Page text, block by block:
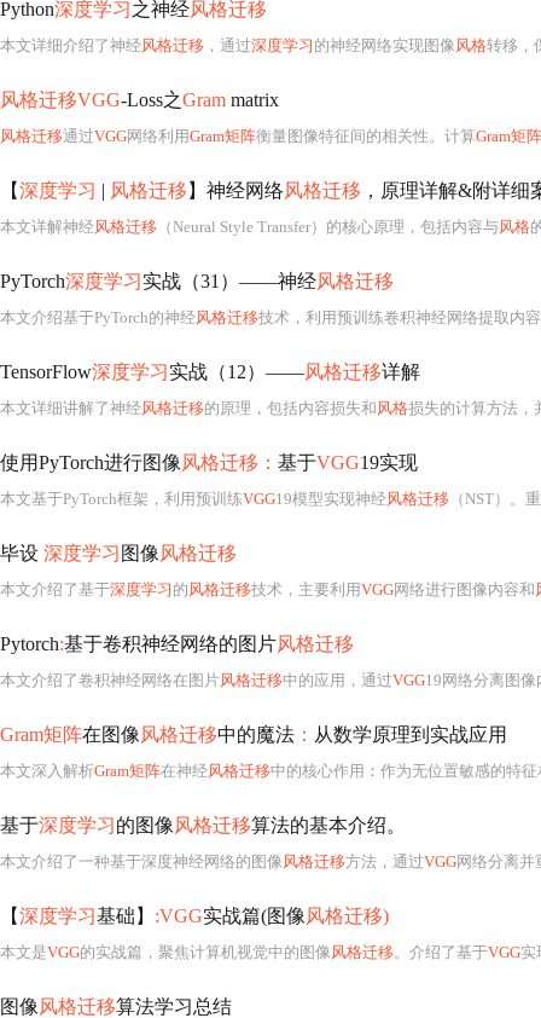
Python深度学习之神经风格迁移
本文详细介绍了神经风格迁移 ，通过深度学习 的神经网络实现图像风格转移，
风格迁移VGG-Loss之Gram matrix
风格迁移通过VGG网络利用Gram矩阵衡量图像特征间的相关性。计算Gram矩阵
【深度学习 | 风格迁移 】神经网络风格迁移 ，原理详解&附详细
本文详解神经风格迁移 （Neural Style Transfer）的核心原理，包括内容与风格
PyTorch深度学习实战（31）——神经风格迁移
本文介绍基于PyTorch的神经风格迁移技术，利用预训练卷积神经网络提取内
TensorFlow深度学习实战（12）——风格迁移详解
本文详细讲解了神经风格迁移的原理，包括内容损失和风格损失的计算方法，
使用PyTorch进行图像风格迁移： 基于VGG19实现
本文基于PyTorch框架，利用预训练VGG19模型实现神经风格迁移 （NST）。
毕设 深度学习 图像风格迁移
本文介绍了基于深度学习 的风格迁移技术，主要利用VGG网络进行图像内容和
Pytorch:基于卷积神经网络的图片风格迁移
本文介绍了卷积神经网络在图片风格迁移中的应用，通过VGG19网络分离图像
Gram矩阵在图像风格迁移中的魔法 ： 从数学原理到实战应用
本文深入解析Gram矩阵在神经风格迁移中的核心作用 ： 作为无位置敏感的特征相
基于深度学习的图像风格迁移算法的基本介绍。
本文介绍了一种基于深度神经网络的图像风格迁移方法，通过VGG网络分离并
【深度学习基础】 :VGG实战篇(图像风格迁移)
本文是VGG的实战篇，聚焦计算机视觉中的图像风格迁移。介绍了基于VGG实
图像风格迁移算法学习总结